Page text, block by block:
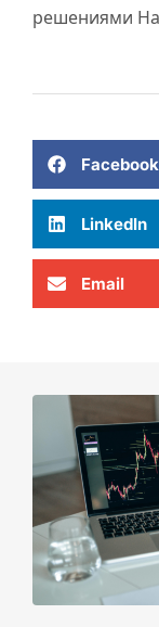
решениями
Facebook
LinkedIn
Email